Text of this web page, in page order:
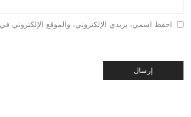
احفظ اسمي، بريدي الإلكتروني، والموقع الإلكتروني